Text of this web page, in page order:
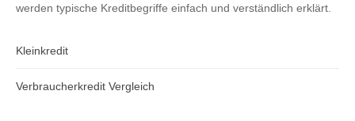
werden typische Kreditbegriffe einfach und verständlich erklärt.
Kleinkredit
Verbraucherkredit Vergleich